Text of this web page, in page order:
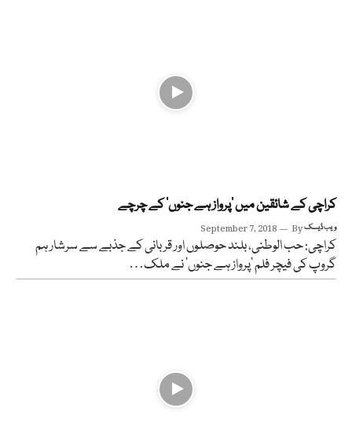
کراچی کے شائقین میں ‘پرواز ہے جنوں’ کے چرچے
September 7, 2018 Byویب ڈیسک
کراچی: حب الوطنی، بلند حوصلوں اور قربانی کے جذبے سے سرشار ہم
گروپ کی فیچر فلم ‘پرواز ہے جنوں’ نے ملک…